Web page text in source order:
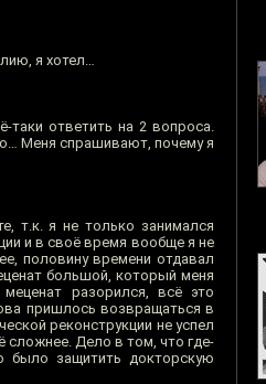
я хотел…
ответить на 2 вопроса.
Меня спрашивают, почему я
т.к. я не только занимался
и в своё время вообще я не
половину времени отдавал
большой, который меня
разорился, всё это
пришлось возвращаться в
реконструкции не успел
сложнее. Дело в том, что где-
было защитить докторскую